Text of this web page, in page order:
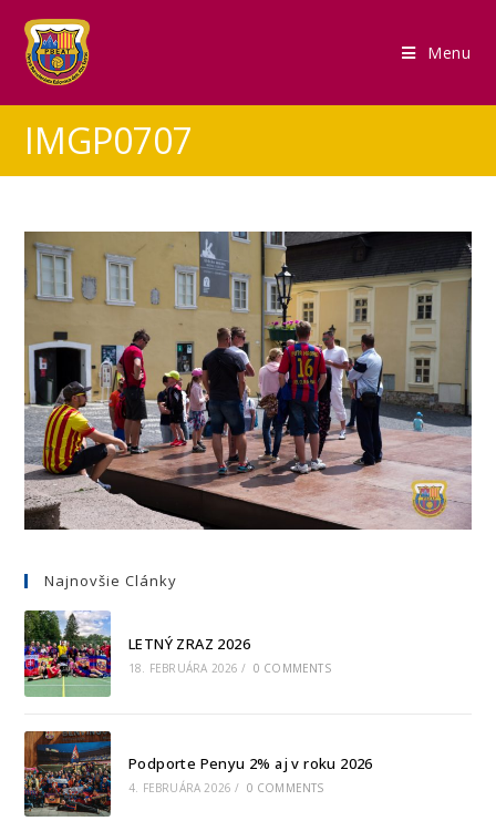
Menu
IMGP0707
Najnovšie Clánky
LETNÝ ZRAZ 2026
18. FEBRUÁRA 2026 / 0 COMMENTS
Podporte Penyu 2% aj v roku 2026
4. FEBRUÁRA 2026 / 0 COMMENTS